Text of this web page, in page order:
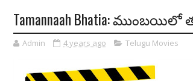
Tamannaah Bhatia:
Admin 4 years ago Telugu Movies